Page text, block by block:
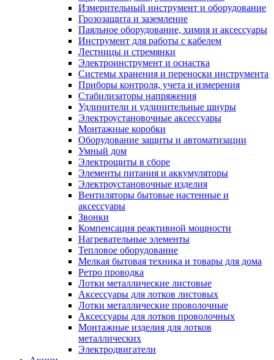
Измерительный инструмент и оборудование
Грозозащита и заземление
Паяльное оборудование, химия и аксессуары
Инструмент для работы с кабелем
Лестницы и стремянки
Электроинструмент и оснастка
Системы хранения и переноски инструмента
Приборы контроля, учета и измерения
Стабилизаторы напряжения
Удлинители и удлинительные шнуры
Электроустановочные аксессуары
Монтажные коробки
Оборудование защиты и автоматизации
Умный дом
Электрощиты в сборе
Элементы питания и аккумуляторы
Электроустановочные изделия
Вентиляторы бытовые настенные и
аксессуары
Звонки
Компенсация реактивной мощности
Нагревательные элементы
Тепловое оборудование
Мелкая бытовая техника и товары для дома
Ретро проводка
Лотки металлические листовые
Аксессуары для лотков листовых
Лотки металлические проволочные
Аксессуары для лотков проволочных
Монтажные изделия для лотков
металлических
Электродвигатели